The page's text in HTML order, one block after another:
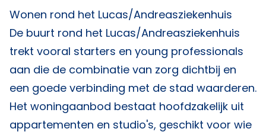
Wonen rond het Lucas/Andreasziekenhuis
De buurt rond het Lucas/Andreasziekenhuis
trekt vooral starters en young professionals
aan die de combinatie van zorg dichtbij en
een goede verbinding met de stad waarderen.
Het woningaanbod bestaat hoofdzakelijk uit
appartementen en studio's, geschikt voor wie